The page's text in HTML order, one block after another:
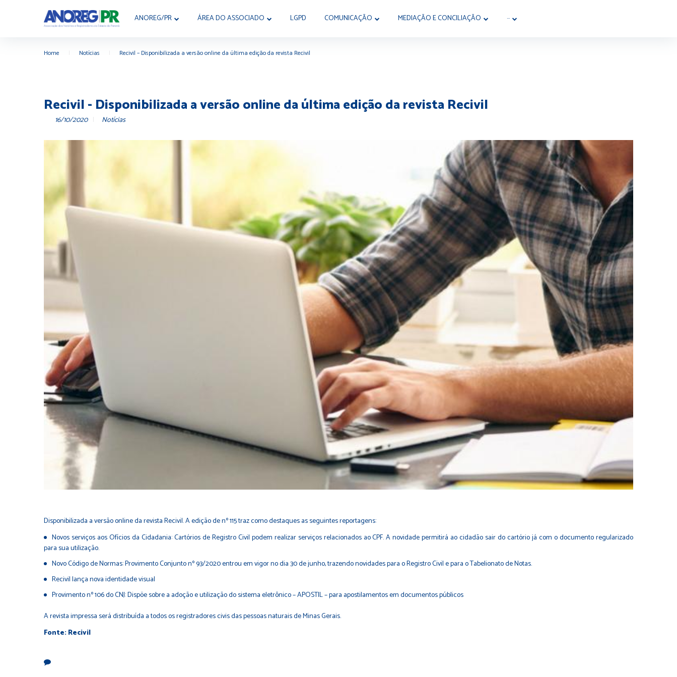
ANOREG/PR ÁREA DO ASSOCIADO LGPD COMUNICAÇÃO MEDIAÇÃO E CONCILIAÇÃO ···
Home Notícias Recivil – Disponibilizada a versão online da última edição da revista Recivil
Recivil - Disponibilizada a versão online da última edição da revista Recivil
16/10/2020 Notícias
Disponibilizada a versão online da revista Recivil. Aedição de nº 115traz como destaques as seguintes reportagens:
Novos serviços aos Ofícios da Cidadania: Cartórios de Registro Civil podem realizar serviços relacionados ao CPF. A novidade permitirá ao cidadão sair do cartório já com o documento regularizado
para sua utilização.
Novo Código de Normas: Provimento Conjunto nº 93/2020 entrou em vigor no dia 30 de junho, trazendo novidades para o Registro Civil e para o Tabelionato de Notas.
Recivil lança nova identidade visual
Provimento nº 106 do CNJ: Dispõe sobre a adoção e utilização do sistema eletrônico – APOSTIL – para apostilamentos em documentos públicos
A revista impressa será distribuída a todos os registradores civis das pessoas naturais de Minas Gerais.
Fonte: Recivil